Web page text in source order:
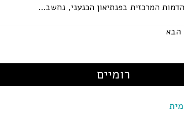
המרכזית בפנתיאון הכנעני, נחשב...
הבא
רומיים